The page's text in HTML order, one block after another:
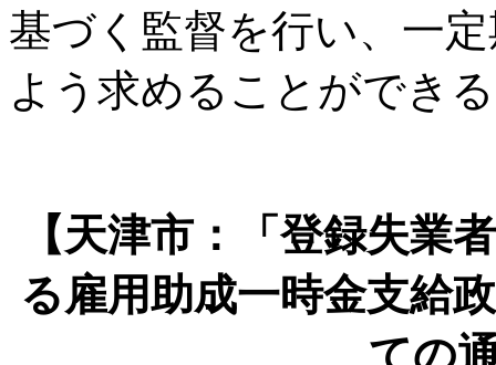
基づく監督を行い、一
よう求めることができ
【天津市：「登録失業
る雇用助成一時金支給
ての